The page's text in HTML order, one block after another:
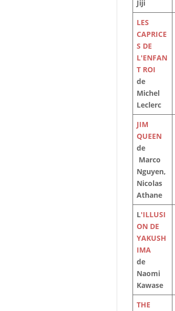
Jiji
LES
CAPRICE
S DE
L'ENFAN
T ROI
de
Michel
Leclerc
JIM
QUEEN
de
Marco
Nguyen,
Nicolas
Athane
L'ILLUSI
ON DE
YAKUSH
IMA
de
Naomi
Kawase
THE